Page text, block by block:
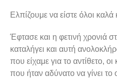
Ελπίζουμε να είστε όλοι καλά
Έφτασε και η φετινή χρονιά
καταλήγει και αυτή
που είχαμε για το αντίθετο, οι
που ήταν αδύνατο να γίνει το